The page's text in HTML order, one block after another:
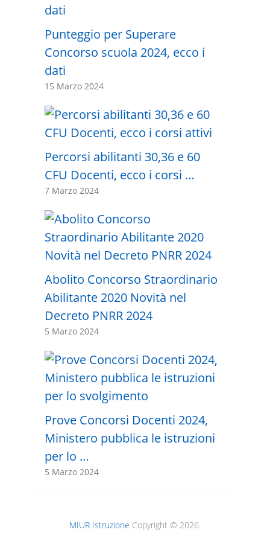
Punteggio per Superare
Concorso scuola 2024, ecco i
dati
15 Marzo 2024
Percorsi abilitanti 30,36 e 60
CFU Docenti, ecco i corsi …
7 Marzo 2024
Abolito Concorso Straordinario
Abilitante 2020 Novità nel
Decreto PNRR 2024
5 Marzo 2024
Prove Concorsi Docenti 2024,
Ministero pubblica le istruzioni
per lo …
5 Marzo 2024
MIUR Istruzione Copyright © 2026.